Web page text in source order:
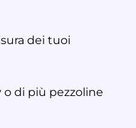
dei tuoi
o di più pezzoline